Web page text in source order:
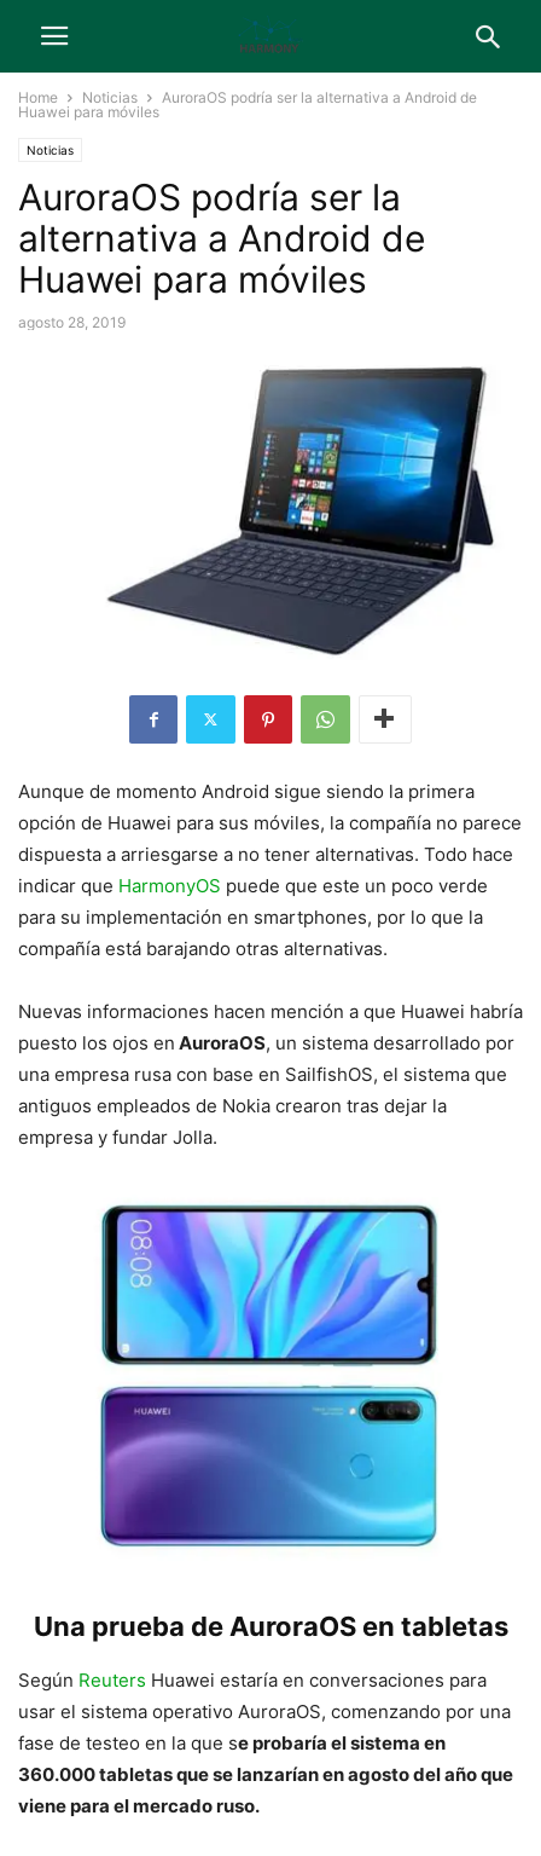
Home Noticias
AuroraOS podría ser la alternativa a Android de
Huawei para móviles
Noticias
AuroraOS podría ser la
alternativa a Android de
Huawei para móviles
agosto 28, 2019
Aunque de momento Android sigue siendo la primera
opción de Huawei para sus móviles, la compañía no parece
dispuesta a arriesgarse a no tener alternativas. Todo hace
indicar que HarmonyOS puede que este un poco verde
para su implementación en smartphones, por lo que la
compañía está barajando otras alternativas.
Nuevas informaciones hacen mención a que Huawei habría
puesto los ojos en AuroraOS, un sistema desarrollado por
una empresa rusa con base en SailfishOS, el sistema que
antiguos empleados de Nokia crearon tras dejar la
empresa y fundar Jolla.
Una prueba de AuroraOS en tabletas
Según Reuters Huawei estaría en conversaciones para
usar el sistema operativo AuroraOS, comenzando por una
fase de testeo en la que se probaría el sistema en
360.000 tabletas que se lanzarían en agosto del año que
viene para el mercado ruso.